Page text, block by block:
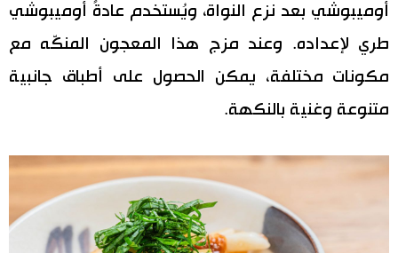
أوميبوشي بعد نزع النواة، ويُستخدم عادةً أوميبوشي
طري لإعداده. وعند مزج هذا المعجون المنكّه مع
مكونات مختلفة، يمكن الحصول على أطباق جانبية
متنوعة وغنية بالنكهة.